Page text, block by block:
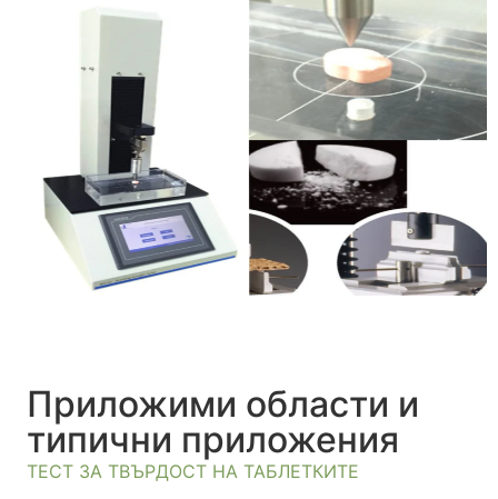
Приложими области и
типични приложения
ТЕСТ ЗА ТВЪРДОСТ НА ТАБЛЕТКИТЕ